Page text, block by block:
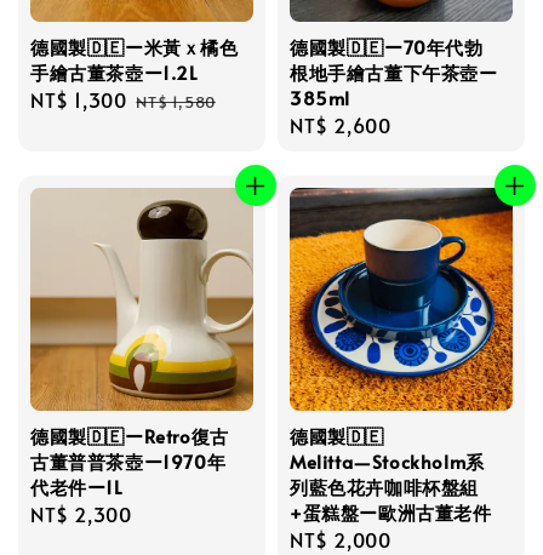
德國製🇩🇪ー米黃ｘ橘色
手繪古董茶壺ー1.2L
Sale
NT$ 1,300 Regular
NT$ 1,580
德國製🇩🇪ー70年代勃
根地手繪古董下午茶壺ー
385ml
Regular
NT$ 2,600
德國製🇩🇪ーRetro復古
古董普普茶壺ー1970年
代老件ー1L
Regular
NT$ 2,300
德國製🇩🇪
Melitta―Stockholm系
列藍色花卉咖啡杯盤組
+蛋糕盤ー歐洲古董老件
Regular
NT$ 2,000